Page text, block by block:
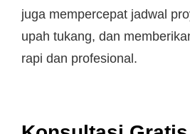
juga mempercepat jadwal
upah tukang, dan
rapi dan profesional.